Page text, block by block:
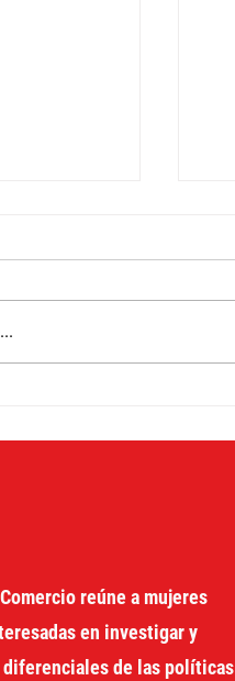
reúne a mujeres
en investigar y
de las políticas